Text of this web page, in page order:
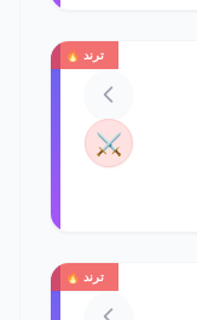
ترند 🔥
⚔️
ترند 🔥